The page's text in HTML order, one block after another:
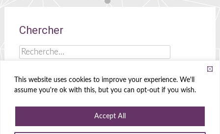
This website uses cookies to improve your experience. We'll
assume you're ok with this, but you can opt-out if you wish.
Accept All
Chercher
Rechercher :
Celia Hodent|Cerveau, UX et jeux !
ThemeRadiate